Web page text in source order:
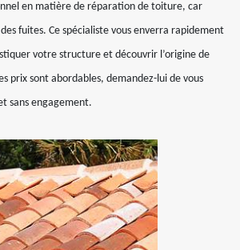
en matière de réparation de toiture, car
fuites. Ce spécialiste vous enverra rapidement
votre structure et découvrir l’origine de
prix sont abordables, demandez-lui de vous
sans engagement.